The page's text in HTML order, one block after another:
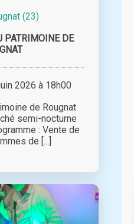
(23)
PATRIMOINE DE
2026 à 18h00
de Rougnat
semi-nocturne
: Vente de
de [...]